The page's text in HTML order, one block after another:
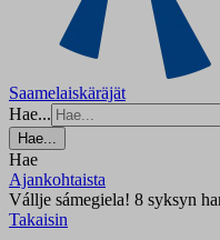
Saamelaiskäräjät
Hae...
Hae...
Hae
Ajankohtaista
Vállje sámegiela! 8 syksyn
Takaisin